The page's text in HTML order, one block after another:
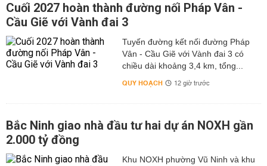
Cuối 2027 hoàn thành đường nối Pháp Vân -
Cầu Giẽ với Vành đai 3
Tuyến đường kết nối đường Pháp
Vân - Cầu Giẽ với Vành đai 3 có
chiều dài khoảng 3,4 km, tổng...
QUY HOẠCH 12 giờ trước
Bắc Ninh giao nhà đầu tư hai dự án NOXH gần
2.000 tỷ đồng
Khu NOXH phường Vũ Ninh và khu